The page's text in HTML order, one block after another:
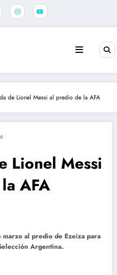
de Lionel Messi al predio de la AFA
Lionel Messi
AFA
al predio de Ezeiza para
Argentina.